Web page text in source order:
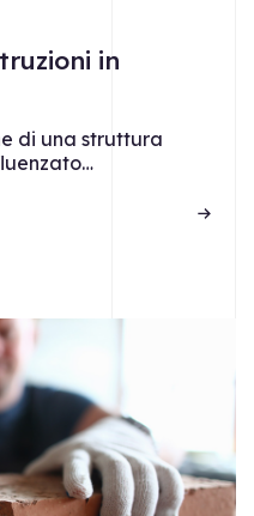
in
di una struttura